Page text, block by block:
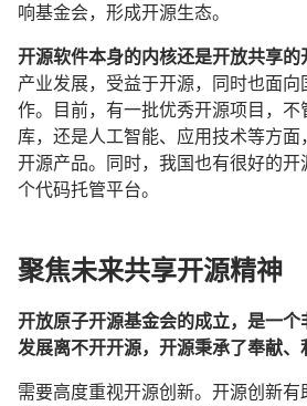
响基金会，形成开源生态。
开源软件本身的内核还是开放共享的
产业发展，受益于开源，同时也面
作。目前，有一批优秀开源项目，
库，还是人工智能、应用技术等方
开源产品。同时，我国也有很好的
个代码托管平台。
聚焦未来共享开源精神
开放原子开源基金会的成立，是一
发展离不开开源，开源秉承了奉献、
需要高度重视开源创新。开源创新